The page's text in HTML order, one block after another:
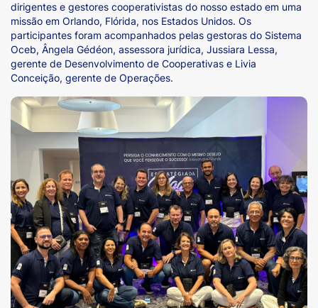
dirigentes e gestores cooperativistas do nosso estado em uma
missão em Orlando, Flórida, nos Estados Unidos. Os
participantes foram acompanhados pelas gestoras do Sistema
Oceb, Ângela Gédéon, assessora jurídica, Jussiara Lessa,
gerente de Desenvolvimento de Cooperativas e Livia
Conceição, gerente de Operações.